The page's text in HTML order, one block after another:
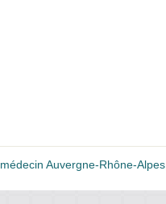
médecin Auvergne-Rhône-Alpes